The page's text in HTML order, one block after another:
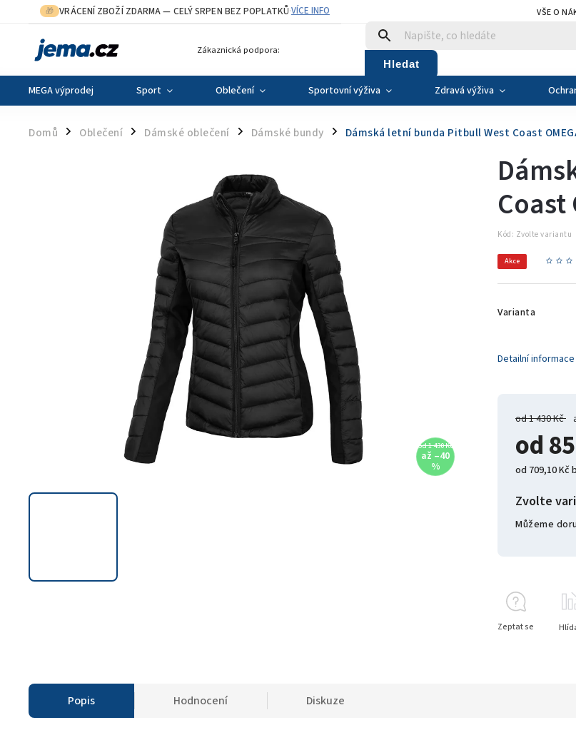
🎁 VRÁCENÍ ZBOŽÍ ZDARMA— CELÝ SRPEN BEZ POPLATKŮ·VÍCE INFO VŠE O
Zákaznická podpora:
Hledat
MEGA výprodej Sport Oblečení Sportovní výživa Zdravá výživa
Domů / Oblečení / Dámské oblečení / Dámské bundy / Dámská letní bunda Pitbull West Coast
od 1 430 Kč
až –40
%
od 1 430 Kč
od
od 709,10 Kč
Zvolte
Můžeme
Coast
Kód: Zvolte variantu
Akce
Varianta
Detailní informace
Zeptat se
Popis Hodnocení Diskuze